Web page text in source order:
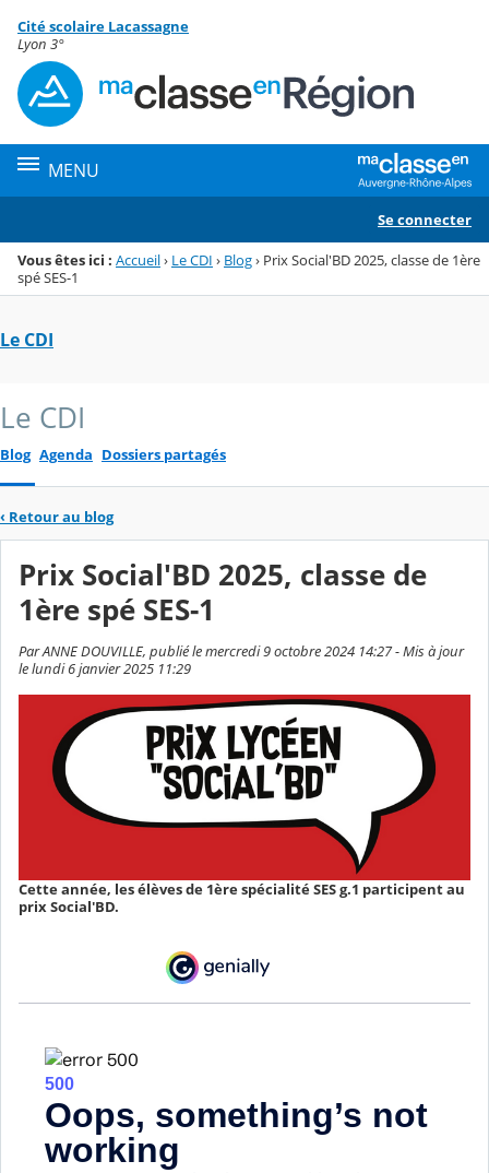
Menu de la rubrique
Contenu
Cité scolaire Lacassagne
Lyon 3°
MENU
Se connecter
Vous êtes ici : Accueil› Le CDI › Blog› Prix Social'BD 2025, classe de 1ère
spé SES-1
Le CDI
Le CDI
Blog Agenda Dossiers partagés
‹ Retour au blog
Prix Social'BD 2025, classe de
1ère spé SES-1
Par ANNE DOUVILLE, publié le mercredi 9 octobre 2024 14:27 - Mis à jour
le lundi 6 janvier 2025 11:29
Cette année, les élèves de 1ère spécialité SES g.1 participent au
prix Social'BD.